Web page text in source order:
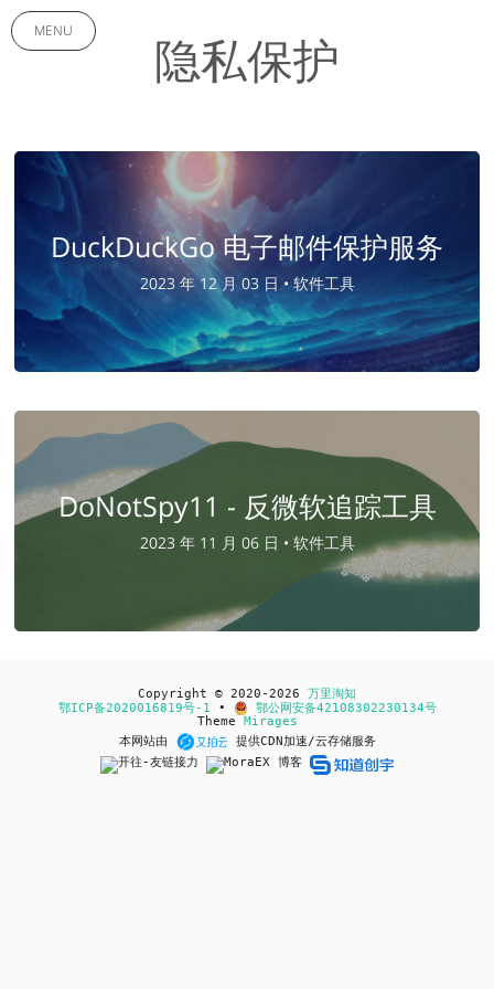
MENU 隐私保护
DuckDuckGo 电子邮件保护服务
2023 年 12 月 03 日 •软件工具
DoNotSpy11 - 反微软追踪工具
2023 年 11 月 06 日 • 软件工具
Copyright © 2020-2026 万里淘知
鄂ICP备2020016819号-1 •
鄂公网安备42108302230134号
Theme Mirages
本网站由
提供CDN加速/云存储服务